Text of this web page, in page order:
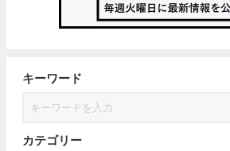
キーワード
カテゴリー